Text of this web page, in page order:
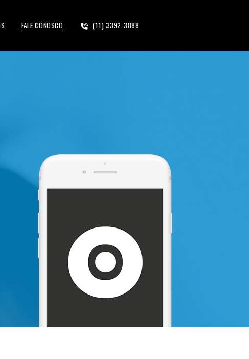
FALE CONOSCO (11) 3392-3888